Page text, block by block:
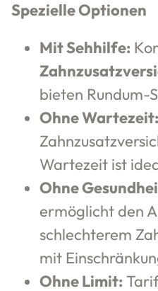
Spezielle Optionen
Mit Sehhilfe:
bieten Rundum-
Ohne Wartezeit:
Wartezeit ist
Ohne
ermöglicht den
schlechterem
mit
Ohne Limit: